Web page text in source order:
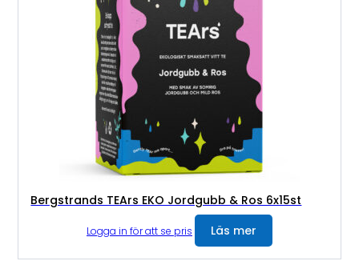
Bergstrands TEArs EKO Jordgubb & Ros 6x15st
Logga in för att se pris Läs mer